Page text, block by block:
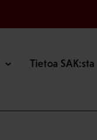
Tietoa SAK:sta